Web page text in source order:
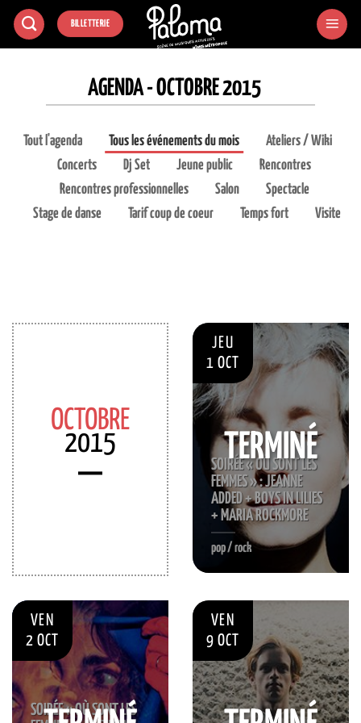
Passer
BILLETTERIE
AGENDA - OCTOBRE 2015
Tout l'agenda Tous les événements du mois
Ateliers / Wiki
Concerts
Dj Set Jeune public
Rencontres
Rencontres professionnelles
Salon
Spectacle
Stage de danse
Tarif coup de coeur Temps fort Visite
OCTOBRE
2015
JEU
1 OCT
SOIRÉE « OÙ SONT LES
FEMMES » : JEANNE
ADDED + BOYS IN LILIES
+ MARIA ROCKMORE
pop / rock
TERMINÉ
VEN
2 OCT
SOIRÉE « OÙ SONT LES
VEN
9 OCT